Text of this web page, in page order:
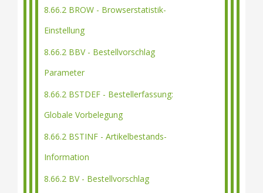
8.66.2 BROW - Browserstatistik-
Einstellung
8.66.2 BBV - Bestellvorschlag
Parameter
8.66.2 BSTDEF - Bestellerfassung:
Globale Vorbelegung
8.66.2 BSTINF - Artikelbestands-
Information
8.66.2 BV - Bestellvorschlag